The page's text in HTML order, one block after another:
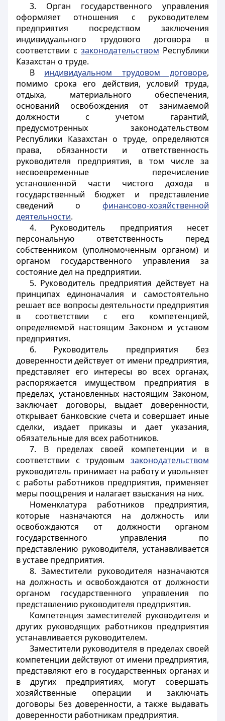
3. Орган государственного управления
оформляет отношения с руководителем
предприятия посредством заключения
индивидуального трудового договора в
соответствии с законодательством Республики
Казахстан о труде.
В индивидуальном трудовом договоре,
помимо срока его действия, условий труда,
отдыха, материального обеспечения,
оснований освобождения от занимаемой
должности с учетом гарантий,
предусмотренных законодательством
Республики Казахстан о труде, определяются
права, обязанности и ответственность
руководителя предприятия, в том числе за
несвоевременные перечисление
установленной части чистого дохода в
государственный бюджет и представление
сведений о финансово-хозяйственной
деятельности.
4. Руководитель предприятия несет
персональную ответственность перед
собственником (уполномоченным органом) и
органом государственного управления за
состояние дел на предприятии.
5. Руководитель предприятия действует на
принципах единоначалия и самостоятельно
решает все вопросы деятельности предприятия
в соответствии с его компетенцией,
определяемой настоящим Законом и уставом
предприятия.
6. Руководитель предприятия без
доверенности действует от имени предприятия,
представляет его интересы во всех органах,
распоряжается имуществом предприятия в
пределах, установленных настоящим Законом,
заключает договоры, выдает доверенности,
открывает банковские счета и совершает иные
сделки, издает приказы и дает указания,
обязательные для всех работников.
7. В пределах своей компетенции и в
соответствии с трудовым законодательством
руководитель принимает на работу и увольняет
с работы работников предприятия, применяет
меры поощрения и налагает взыскания на них.
Номенклатура работников предприятия,
которые назначаются на должность или
освобождаются от должности органом
государственного управления по
представлению руководителя, устанавливается
в уставе предприятия.
8. Заместители руководителя назначаются
на должность и освобождаются от должности
органом государственного управления по
представлению руководителя предприятия.
Компетенция заместителей руководителя и
других руководящих работников предприятия
устанавливается руководителем.
Заместители руководителя в пределах своей
компетенции действуют от имени предприятия,
представляют его в государственных органах и
в других предприятиях, могут совершать
хозяйственные операции и заключать
договоры без доверенности, а также выдавать
доверенности работникам предприятия.